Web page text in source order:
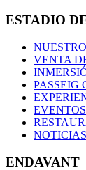
ESTADIO
VENTA
PASSEIG
EVENTOS
NOTICIAS
ENDAVANT